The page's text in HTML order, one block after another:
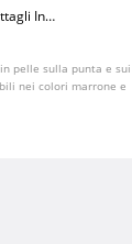
In
pelle sulla punta e sui
nei colori marrone e